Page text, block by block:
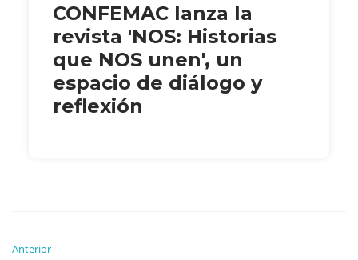
CONFEMAC lanza la
revista 'NOS: Historias
que NOS unen', un
espacio de diálogo y
reflexión
Anterior